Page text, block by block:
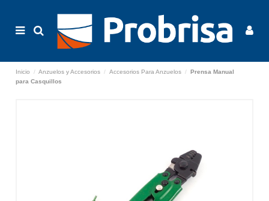
Inicio Anzuelos y Accesorios Accesorios Para Anzuelos
Prensa Manual
para Casquillos